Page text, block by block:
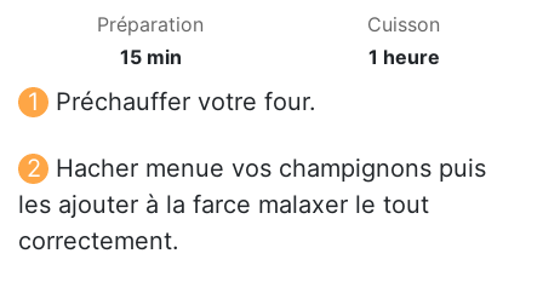
Préparation
15 min
Cuisson
1 heure
Préchauffer votre four.
Hacher menue vos champignons puis
les ajouter à la farce malaxer le tout
correctement.